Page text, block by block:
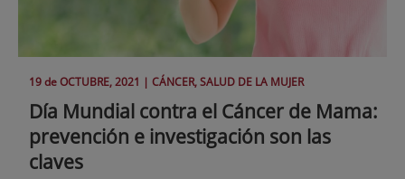
19 deOCTUBRE, 2021 | CÁNCER, SALUD DE LA MUJER
Día Mundial contra el Cáncer de Mama:
prevención e investigación son las
claves